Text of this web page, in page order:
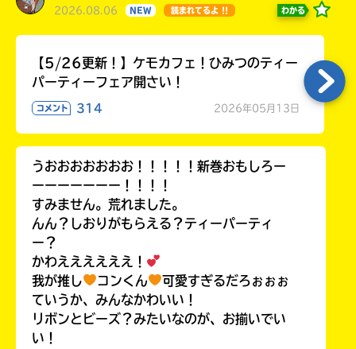
2026.08.06 NEW 読まれてるよ !! わかる
【5/26更新！】ケモカフェ！ひみつのティー
パーティーフェア開さい！
コメント 314 2026年05月13日
うおおおおおおお！！！！！新巻おもしろー
ーーーーーーー！！！！
すみません。荒れました。
んん？しおりがもらえる？ティーパーティ
ー？
かわええええええ！
我が推し
コンくん
可愛すぎるだろぉぉぉ
ていうか、みんなかわいい！
リボンとビーズ？みたいなのが、お揃いでい
い！